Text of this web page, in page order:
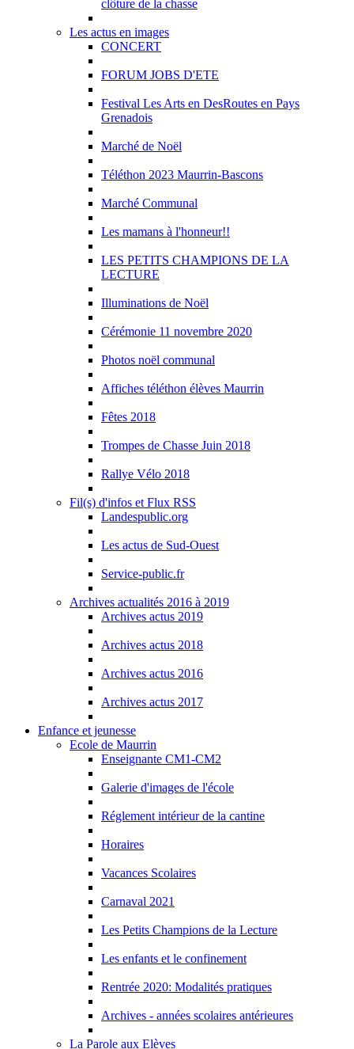
clôture de la chasse
Les actus en images
CONCERT
FORUM JOBS D'ETE
Festival Les Arts en DesRoutes en Pays
Grenadois
Marché de Noël
Téléthon 2023 Maurrin-Bascons
Marché Communal
Les mamans à l'honneur!!
LES PETITS CHAMPIONS DE LA
LECTURE
Illuminations de Noël
Cérémonie 11 novembre 2020
Photos noël communal
Affiches téléthon élèves Maurrin
Fêtes 2018
Trompes de Chasse Juin 2018
Rallye Vélo 2018
Fil(s) d'infos et Flux RSS
Landespublic.org
Les actus de Sud-Ouest
Service-public.fr
Archives actualités 2016 à 2019
Archives actus 2019
Archives actus 2018
Archives actus 2016
Archives actus 2017
Enfance et jeunesse
Ecole de Maurrin
Enseignante CM1-CM2
Galerie d'images de l'école
Réglement intérieur de la cantine
Horaires
Vacances Scolaires
Carnaval 2021
Les Petits Champions de la Lecture
Les enfants et le confinement
Rentrée 2020: Modalités pratiques
Archives - années scolaires antérieures
La Parole aux Elèves